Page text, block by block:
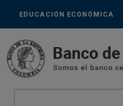
Pasar al contenido
Links
secundarios
EDUCACIÓN ECONÓMICA